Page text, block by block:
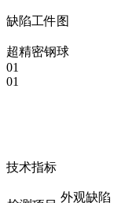
缺陷工件图
超精密钢球
01
01
技术指标
外观缺陷